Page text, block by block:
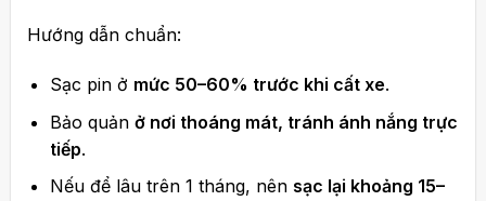
Hướng dẫn chuẩn:
Sạc pin ở mức 50–60% trước khi cất xe.
Bảo quản ở nơi thoáng mát, tránh ánh nắng trực
tiếp.
Nếu để lâu trên 1 tháng, nên sạc lại khoảng 15–